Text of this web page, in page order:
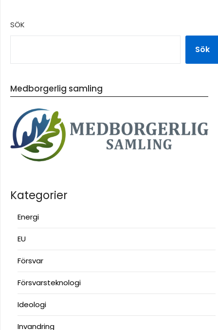
SÖK
Sök
Medborgerlig samling
Kategorier
Energi
EU
Försvar
Försvarsteknologi
Ideologi
Invandring